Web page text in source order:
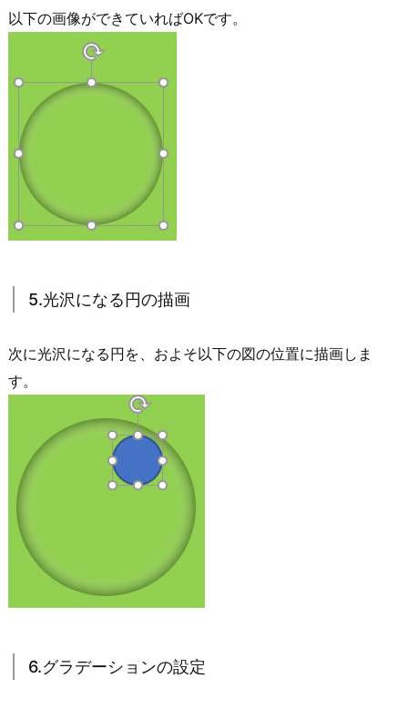
以下の画像ができていればOKです。
5.光沢になる円の描画
次に光沢になる円を、およそ以下の図の位置に描画しま
す。
6.グラデーションの設定